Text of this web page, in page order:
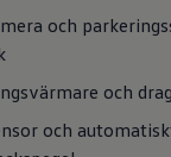
och
och
och